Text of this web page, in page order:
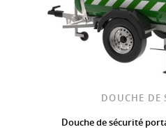
DOUCHE DE
Douche de sécurité